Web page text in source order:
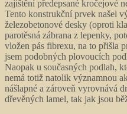
zajištění předepsané kročejové
Tento konstrukční prvek našel
železobetonové desky (oproti
parotěsná zábrana z lepenky,
vložen pás fibrexu, na to přišla
jsem podobných plovoucích
Naopak u současných podlah,
nemá totiž natolik významnou
nášlapné a zároveň vyrovnává
dřevěných lamel, tak jak jsou